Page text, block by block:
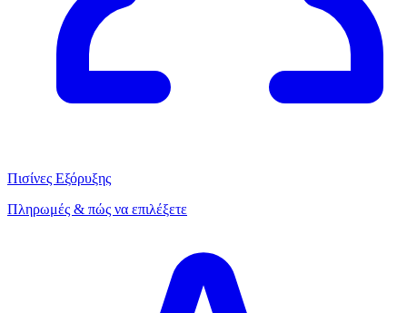
Πισίνες Εξόρυξης
Πληρωμές & πώς να επιλέξετε